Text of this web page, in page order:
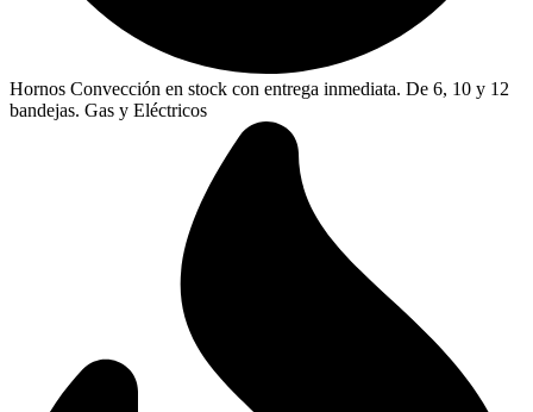
Hornos Convección en stock con entrega inmediata. De 6, 10 y 12
bandejas. Gas y Eléctricos